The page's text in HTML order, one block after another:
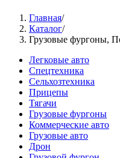
Главная/
Каталог/
Грузовые фургоны,
Легковые авто
Спецтехника
Сельхозтехника
Прицепы
Тягачи
Грузовые фургоны
Коммерческие авто
Грузовые авто
Дрон